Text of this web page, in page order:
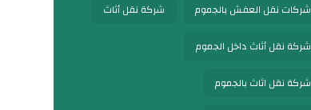
شركات نقل العفش بالجموم شركة نقل أثاث
شركة نقل أثاث داخل الجموم
شركة نقل اثاث بالجموم